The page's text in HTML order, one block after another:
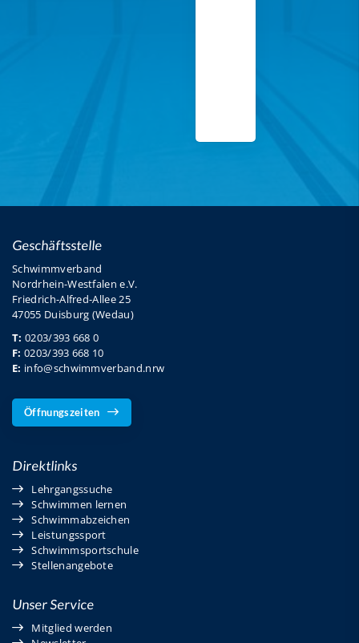
Geschäftsstelle
Schwimmverband
Nordrhein-Westfalen e.V.
Friedrich-Alfred-Allee 25
47055 Duisburg (Wedau)
T: 0203/393 668 0
F: 0203/393 668 10
E: info@schwimmverband.nrw
Öffnungszeiten
Direktlinks
Lehrgangssuche
Schwimmen lernen
Schwimmabzeichen
Leistungssport
Schwimmsportschule
Stellenangebote
Unser Service
Mitglied werden